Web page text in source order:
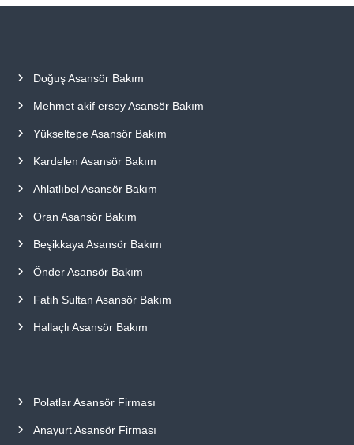
Doğuş Asansör Bakım
Mehmet akif ersoy Asansör Bakım
Yükseltepe Asansör Bakım
Kardelen Asansör Bakım
Ahlatlıbel Asansör Bakım
Oran Asansör Bakım
Beşikkaya Asansör Bakım
Önder Asansör Bakım
Fatih Sultan Asansör Bakım
Hallaçlı Asansör Bakım
Polatlar Asansör Firması
Anayurt Asansör Firması